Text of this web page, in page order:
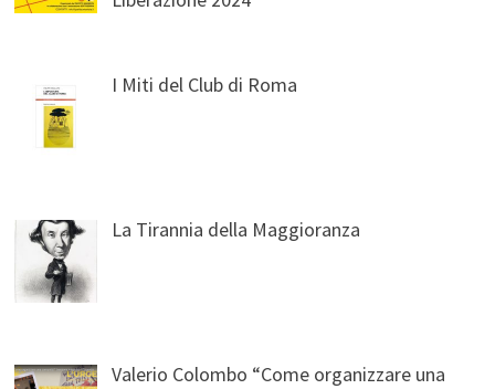
I Miti del Club di Roma
La Tirannia della Maggioranza
Valerio Colombo “Come organizzare una